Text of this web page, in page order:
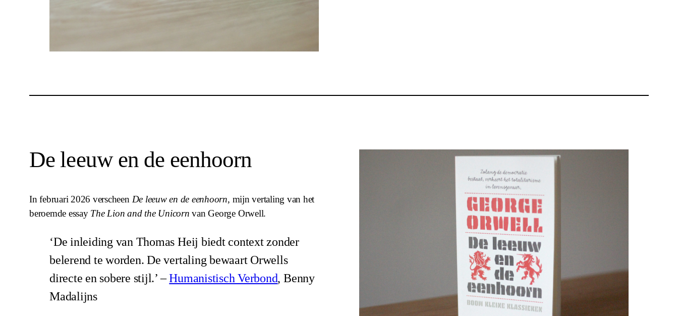
De leeuw en de eenhoorn
In februari 2026 verscheen De leeuw en de eenhoorn, mijn vertaling van het
beroemde essay The Lion and the Unicornvan George Orwell.
‘De inleiding van Thomas Heij biedt context zonder
belerend te worden. De vertaling bewaart Orwells
directe en sobere stijl.’ –Humanistisch Verbond, Benny
Madalijns